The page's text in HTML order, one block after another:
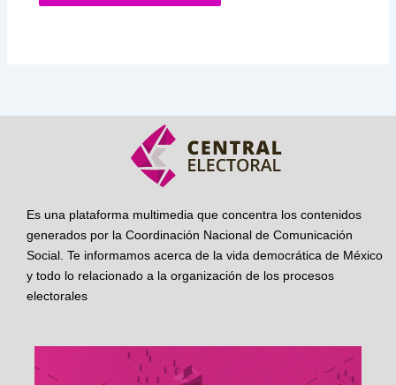
Es una plataforma multimedia que concentra los contenidos
generados por la Coordinación Nacional de Comunicación
Social. Te informamos acerca de la vida democrática de México
y todo lo relacionado a la organización de los procesos
electorales